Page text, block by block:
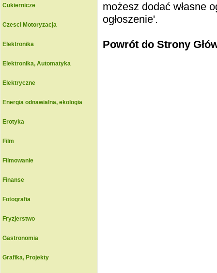
Cukiernicze
Czesci Motoryzacja
Elektronika
Elektronika, Automatyka
Elektryczne
Energia odnawialna, ekologia
Erotyka
Film
Filmowanie
Finanse
Fotografia
Fryzjerstwo
Gastronomia
Grafika, Projekty
możesz dodać własne
ogłoszenie'.
Powrót do Strony